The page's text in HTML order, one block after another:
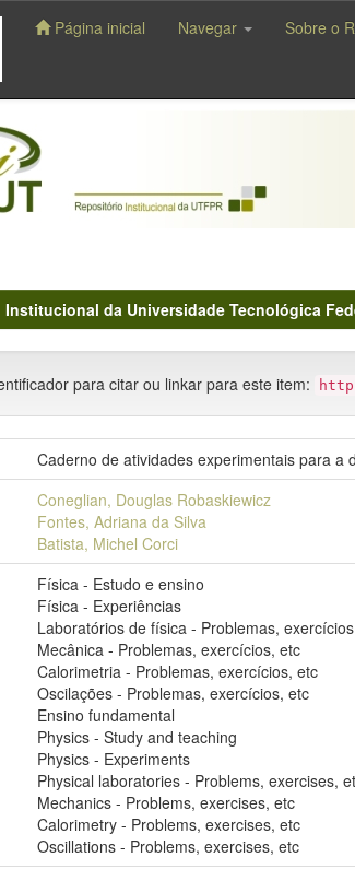
Página inicial Navegar Sobre o
da Universidade Tecnológica
para citar ou linkar para este item:
Caderno de atividades experimentais para a
Coneglian, Douglas Robaskiewicz
Fontes, Adriana da Silva
Batista, Michel Corci
Física - Estudo e ensino
Física - Experiências
Laboratórios de física - Problemas,
Mecânica - Problemas, exercícios, etc
Calorimetria - Problemas, exercícios, etc
Oscilações - Problemas, exercícios, etc
Ensino fundamental
Physics - Study and teaching
Physics - Experiments
Physical laboratories - Problems, exercises,
Mechanics - Problems, exercises, etc
Calorimetry - Problems, exercises, etc
Oscillations - Problems, exercises, etc